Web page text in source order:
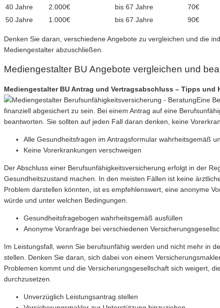
40 Jahre
2.000€ bis 67 Jahre
70€
50 Jahre
1.000€ bis 67 Jahre 90€
Denken Sie daran, verschiedene Angebote zu vergleichen und die
Mediengestalter abzuschließen.
Mediengestalter BU Angebote vergleichen und
Mediengestalter BU Antrag und Vertragsabschluss – Tipps und
Eine
finanziell abgesichert zu sein. Bei einem Antrag auf eine
beantworten. Sie sollten auf jeden Fall daran denken, keine
Alle Gesundheitsfragen im Antragsformular wahrheitsgemäß
Keine Vorerkrankungen verschweigen
Der Abschluss einer Berufsunfähigkeitsversicherung erfolgt in der
Gesundheitszustand machen. In den meisten Fällen ist keine
Problem darstellen könnten, ist es empfehlenswert, eine anonyme
würde und unter welchen Bedingungen.
Gesundheitsfragebogen wahrheitsgemäß ausfüllen
Anonyme Voranfrage bei verschiedenen
Im Leistungsfall, wenn Sie berufsunfähig werden und nicht mehr in
stellen. Denken Sie daran, sich dabei von einem
Problemen kommt und die Versicherungsgesellschaft sich weigert,
durchzusetzen.
Unverzüglich Leistungsantrag stellen